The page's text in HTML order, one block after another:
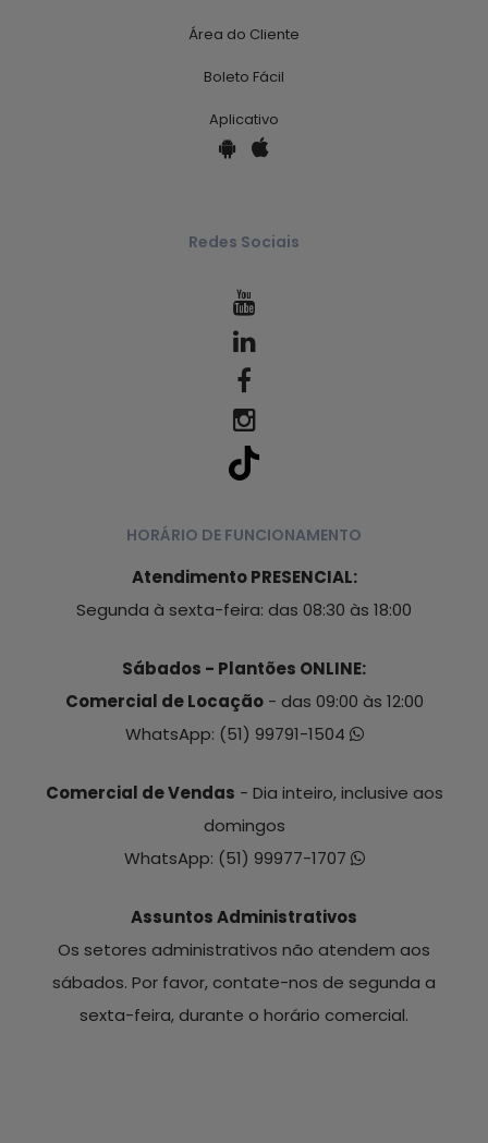
Área do Cliente
Boleto Fácil
Aplicativo
Redes Sociais
HORÁRIO DE FUNCIONAMENTO
Atendimento PRESENCIAL:
Segunda à sexta-feira: das 08:30 às 18:00
Sábados - Plantões ONLINE:
Comercial de Locação- das 09:00 às 12:00
WhatsApp: (51) 99791-1504
Comercial de Vendas - Dia inteiro, inclusive aos
domingos
WhatsApp: (51) 99977-1707
Assuntos Administrativos
Os setores administrativos não atendem aos
sábados. Por favor, contate-nos de segunda a
sexta-feira, durante o horário comercial.